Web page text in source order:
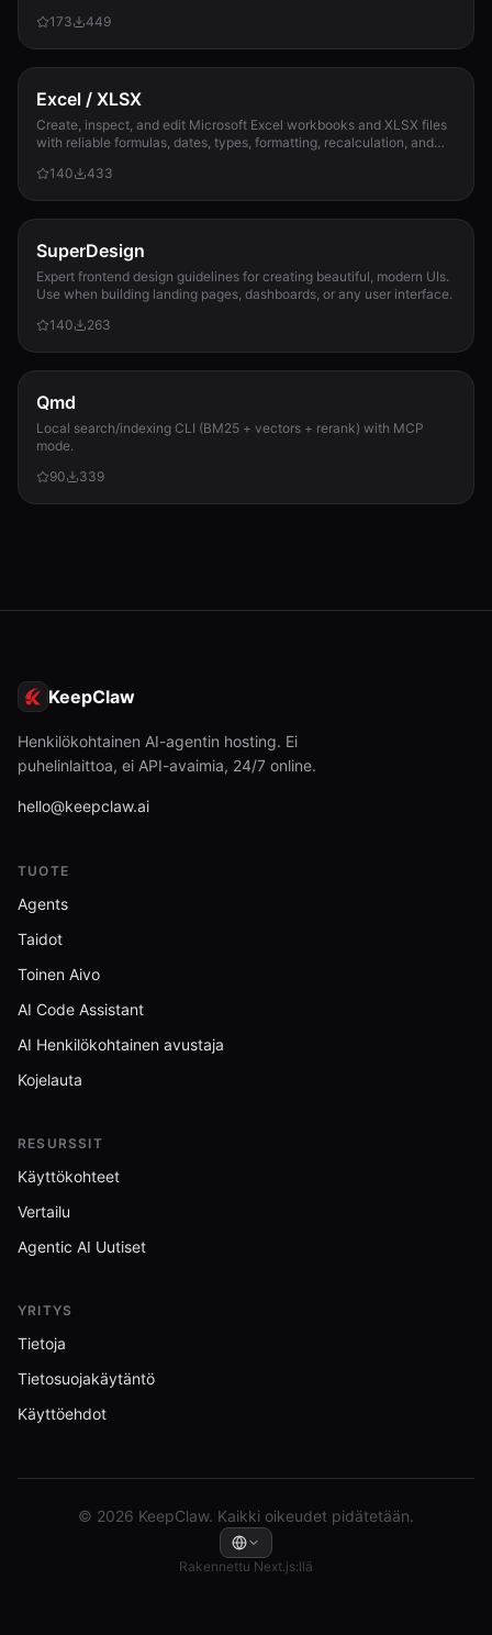
173
449
Excel / XLSX
Create, inspect, and edit Microsoft Excel workbooks and XLSX files
with reliable formulas, dates, types, formatting, recalculation, and
140
433
SuperDesign
Expert frontend design guidelines for creating beautiful, modern UIs.
Use when building landing pages, dashboards, or any user interface.
140
263
Qmd
Local search/indexing CLI (BM25 + vectors + rerank) with MCP
mode.
90
339
KeepClaw
Henkilökohtainen AI-agentin hosting. Ei
puhelinlaittoa, ei API-avaimia, 24/7 online.
hello@keepclaw.ai
TUOTE
Agents
Taidot
Toinen Aivo
AI Code Assistant
AI Henkilökohtainen avustaja
Kojelauta
RESURSSIT
Käyttökohteet
Vertailu
Agentic AI Uutiset
YRITYS
Tietoja
Tietosuojakäytäntö
Käyttöehdot
© 2026 KeepClaw. Kaikki oikeudet pidätetään.
Rakennettu Next.js:llä